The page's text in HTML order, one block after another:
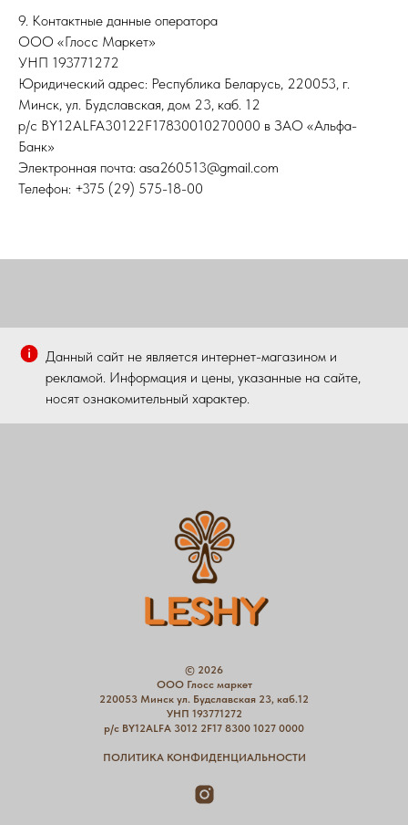
9. Контактные данные оператора
ООО «Глосс Маркет»
УНП 193771272
Юридический адрес: Республика Беларусь, 220053, г.
Минск, ул. Будславская, дом 23, каб. 12
р/с BY12ALFA30122F17830010270000 в ЗАО «Альфа-
Банк»
Электронная почта: asa260513@gmail.com
Телефон: +375 (29) 575-18-00
Данный сайт не является интернет-магазином и
рекламой. Информация и цены, указанные на сайте,
носят ознакомительный характер.
© 2026
ООО Глосс маркет
220053 Минск ул. Будславская 23, каб.12
УНП 193771272
р/с BY12ALFA 3012 2F17 8300 1027 0000
ПОЛИТИКА КОНФИДЕНЦИАЛЬНОСТИ